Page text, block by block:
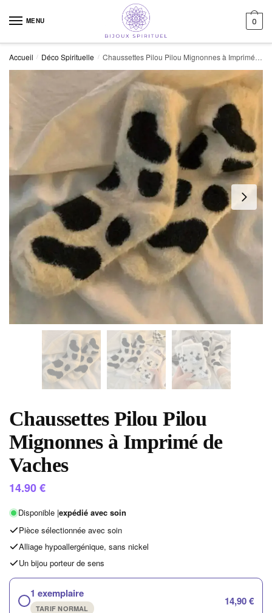
MENU 0
Accueil / Déco Spirituelle / Chaussettes Pilou Pilou Mignonnes à Imprimé de Vaches
Chaussettes Pilou Pilou
Mignonnes à Imprimé de
Vaches
14.90€
Disponible |expédié avec soin
Pièce sélectionnée avec soin
Alliage hypoallergénique, sans nickel
Un bijou porteur de sens
1 exemplaire
TARIF NORMAL
14,90 €